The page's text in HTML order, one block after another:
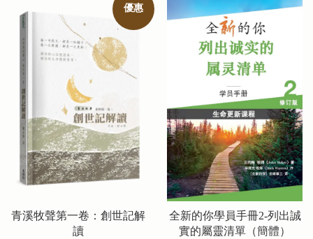
優惠
青溪牧聲第一卷：創世記解
讀
全新的你學員手冊2-列出誠
實的屬靈清單（簡體）